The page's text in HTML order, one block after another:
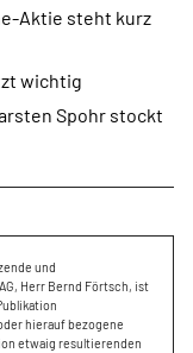
Aktie steht kurz
wichtig
Spohr stockt
und
Herr Bernd Förtsch, ist
hierauf bezogene
etwaig resultierenden